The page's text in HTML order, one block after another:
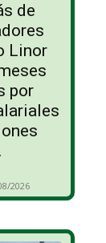
de
Linor
por
2026